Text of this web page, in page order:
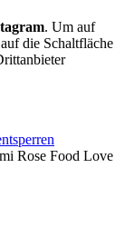
. Um auf
die Schaltfläche
Rose Food Love